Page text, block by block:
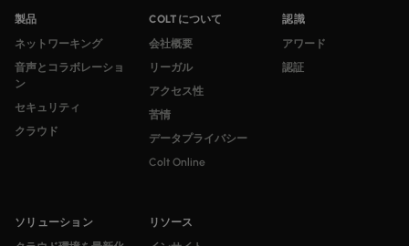
製品
ネットワーキング
音声とコラボレーショ
ン
セキュリティ
クラウド
ソリューション
リソース
COLTについて
会社概要
リーガル
アクセス性
苦情
データプライバシー
Colt Online
認識
アワード
認証